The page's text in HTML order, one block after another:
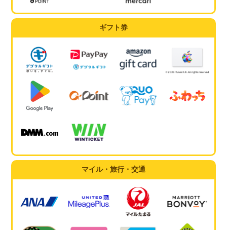
ギフト券
マイル・旅行・交通